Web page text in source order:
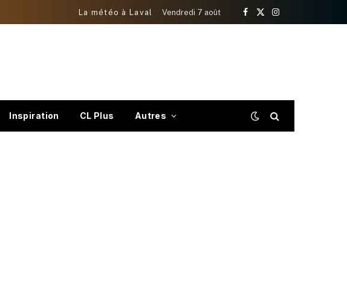
La météo à Laval Vendredi 7 août
Facebook
X
Instagram
Inspiration CL Plus Autres